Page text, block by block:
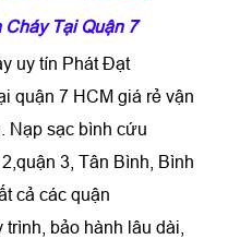
Tại Quận 7
uy tín Phát Đạt
quận 7 HCM giá rẻ vận
Nạp sạc bình cứu
3, Tân Bình, Bình
cả các quận
bảo hành lâu dài,